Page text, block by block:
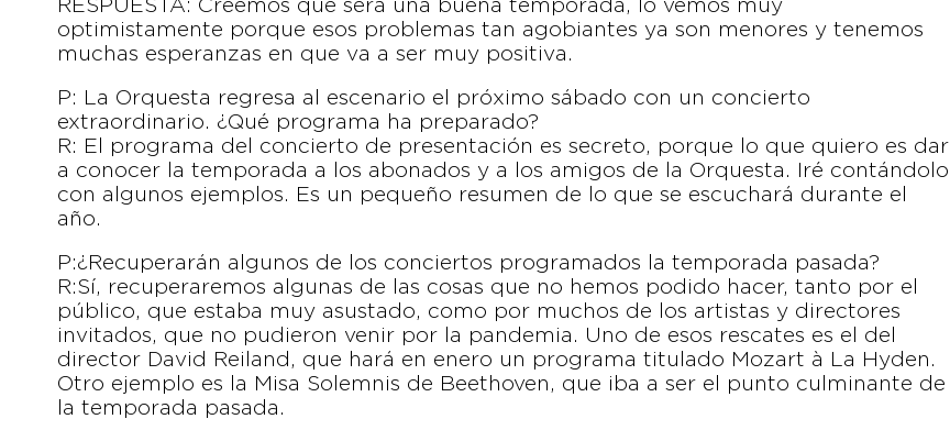
RESPUESTA: Creemos que será una buena temporada, lo vemos muy
optimistamente porque esos problemas tan agobiantes ya son menores y tenemos
muchas esperanzas en que va a ser muy positiva.
P: La Orquesta regresa al escenario el próximo sábado con un concierto
extraordinario. ¿Qué programa ha preparado?
R: El programa del concierto de presentación es secreto, porque lo que quiero es dar
a conocer la temporada a los abonados y a los amigos de la Orquesta. Iré contándolo
con algunos ejemplos. Es un pequeño resumen de lo que se escuchará durante el
año.
P:¿Recuperarán algunos de los conciertos programados la temporada pasada?
R:Sí, recuperaremos algunas de las cosas que no hemos podido hacer, tanto por el
público, que estaba muy asustado, como por muchos de los artistas y directores
invitados, que no pudieron venir por la pandemia. Uno de esos rescates es el del
director David Reiland, que hará en enero un programa titulado Mozart à La Hyden.
Otro ejemplo es la Misa Solemnis de Beethoven, que iba a ser el punto culminante de
la temporada pasada.